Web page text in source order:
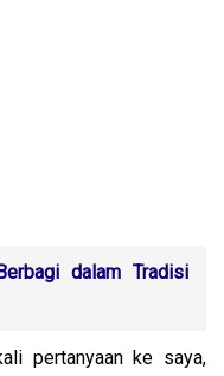
dalam Tradisi
pertanyaan ke saya,